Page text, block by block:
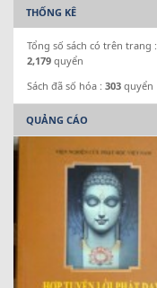
THỐNG KÊ
Tổng số sách có trên trang :
2,179 quyển
Sách đã số hóa : 303 quyển
QUẢNG CÁO